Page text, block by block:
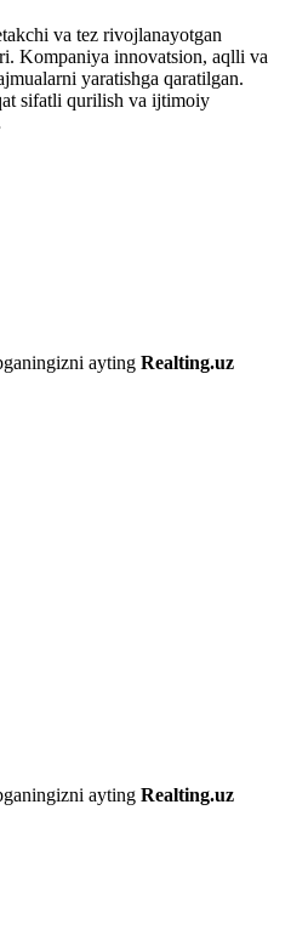
va tez rivojlanayotgan
Kompaniya innovatsion, aqlli va
yaratishga qaratilgan.
sifatli qurilish va ijtimoiy
ayting Realting.uz
ayting Realting.uz